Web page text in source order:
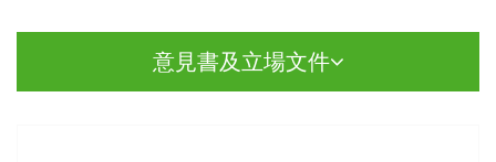
意見書及立場文件